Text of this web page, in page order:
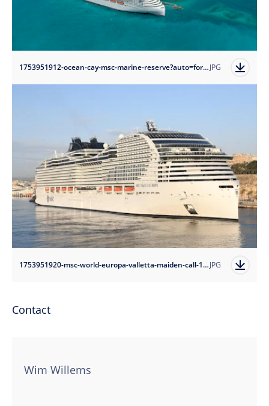
1753951912-ocean-cay-msc-marine-reserve?auto=formatJPG
1753951920-msc-world-europa-valletta-maiden-call-1?auto=formatJPG
Contact
Wim Willems